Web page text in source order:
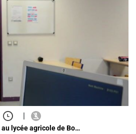
|
lycée agricole de Bo…